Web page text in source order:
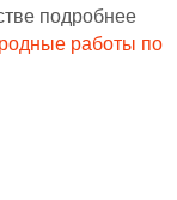
подробнее
работы по